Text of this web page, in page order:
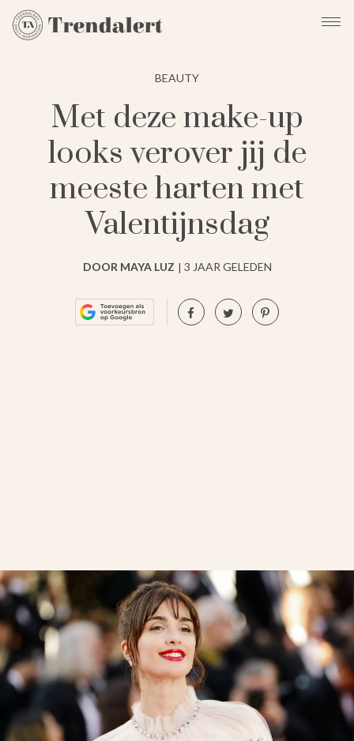
BEAUTY
Met deze make-up
looks verover jij de
meeste harten met
Valentijnsdag
DOOR MAYA LUZ 3 JAAR GELEDEN